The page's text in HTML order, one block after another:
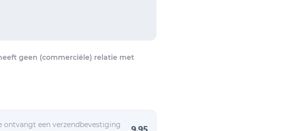
geen (commerciële) relatie met
ontvangt een verzendbevestiging